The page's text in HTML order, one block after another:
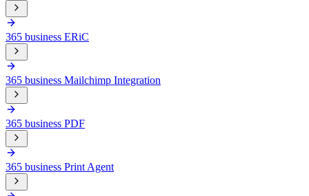
365 business ERiC
365 business Mailchimp Integration
365 business PDF
365 business Print Agent